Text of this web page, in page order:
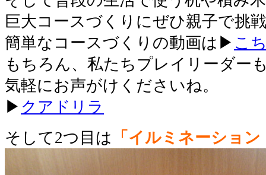
巨大コースづくりにぜひ親子で挑
簡単なコースづくりの動画は▶ こ
もちろん、私たちプレイリーダー
気軽にお声がけくださいね。
▶ クアドリラ
そして2つ目は 「イルミネーショ